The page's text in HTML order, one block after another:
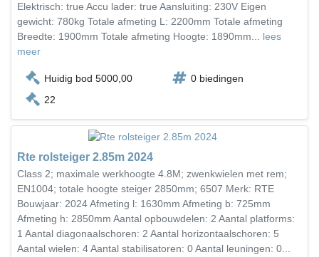
Elektrisch: true Accu lader: true Aansluiting: 230V Eigen
gewicht: 780kg Totale afmeting L: 2200mm Totale afmeting
Breedte: 1900mm Totale afmeting Hoogte: 1890mm... lees
meer
Huidig bod 5000,00
0 biedingen
22
Rte rolsteiger 2.85m 2024
Class 2; maximale werkhoogte 4.8M; zwenkwielen met rem;
EN1004; totale hoogte steiger 2850mm; 6507 Merk: RTE
Bouwjaar: 2024 Afmeting l: 1630mm Afmeting b: 725mm
Afmeting h: 2850mm Aantal opbouwdelen: 2 Aantal platforms:
1 Aantal diagonaalschoren: 2 Aantal horizontaalschoren: 5
Aantal wielen: 4 Aantal stabilisatoren: 0 Aantal leuningen: 0...